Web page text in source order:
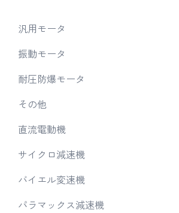
汎用モータ
振動モータ
耐圧防爆モータ
その他
直流電動機
サイクロ減速機
バイエル変速機
パラマックス減速機